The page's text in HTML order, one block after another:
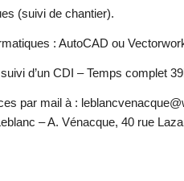
(suivi de chantier).
: AutoCAD ou
d’un CDI – Temps complet
par mail à :
– A. Vénacque, 40 rue